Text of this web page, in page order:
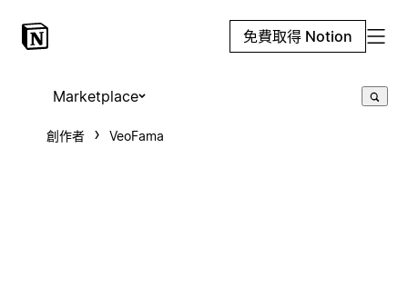
免費取得 Notion
Marketplace
創作者 VeoFama